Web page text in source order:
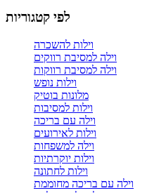
לפי קטגוריות
וילות להשכרה
וילה למסיבת רווקים
וילה למסיבת רווקות
וילות נופש
מלונות בוטיק
וילות למסיבות
וילה עם בריכה
וילות לאירועים
וילה למשפחות
וילות יוקרתיות
וילות לחתונה
וילה עם בריכה מחוממת